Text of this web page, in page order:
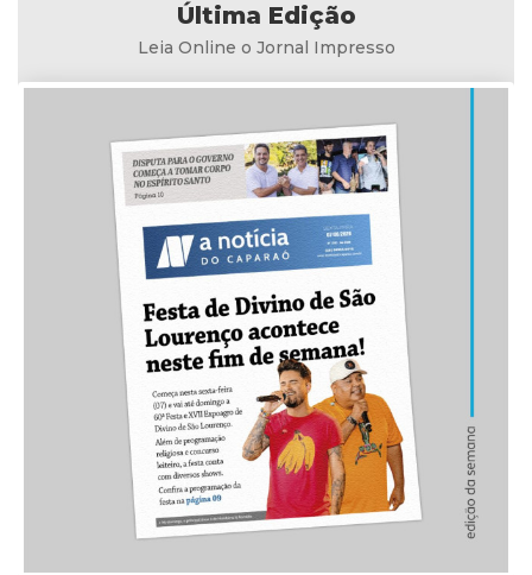
Última Edição
Leia Online o Jornal Impresso